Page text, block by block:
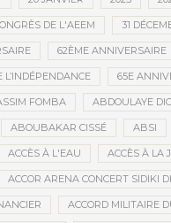
DE L'AEEM 31
62ÈME ANNIVERSAIRE
65E
FOMBA ABDOULAYE
ABOUBAKAR CISSÉ ABSI
ACCÈS À L'EAU ACCÈS À LA
ACCOR ARENA CONCERT SIDIKI
ACCORD MILITAIRE